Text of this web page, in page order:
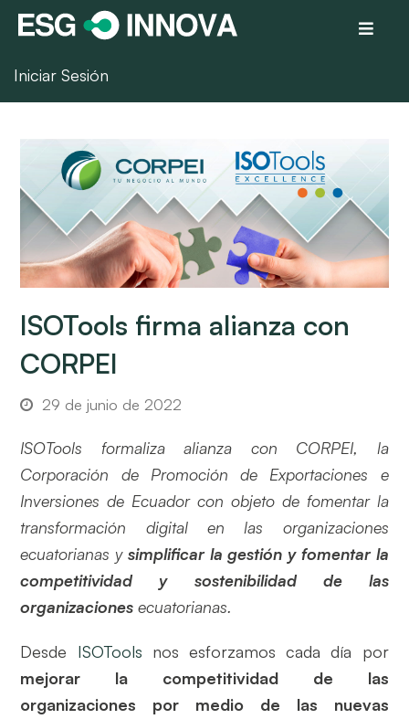
Iniciar Sesión
ISOTools firma alianza con
CORPEI
29 de junio de 2022
ISOTools formaliza alianza con CORPEI, la
Corporación de Promoción de Exportaciones e
Inversiones de Ecuador con objeto de fomentar la
transformación digital en las organizaciones
ecuatorianas y simplificar la gestión y fomentar la
competitividad y sostenibilidad de las
organizaciones ecuatorianas.
Desde ISOTools nos esforzamos cada día por
mejorar la competitividad de las
organizaciones por medio de las nuevas